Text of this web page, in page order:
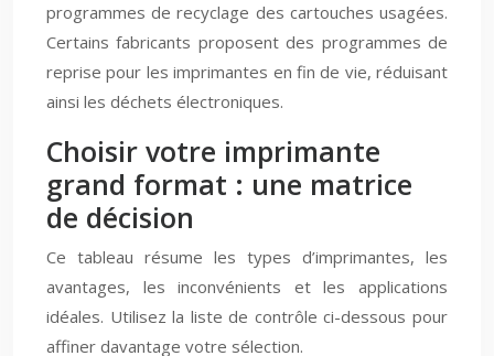
programmes de recyclage des cartouches usagées.
Certains fabricants proposent des programmes de
reprise pour les imprimantes en fin de vie, réduisant
ainsi les déchets électroniques.
Choisir votre imprimante
grand format : une matrice
de décision
Ce tableau résume les types d’imprimantes, les
avantages, les inconvénients et les applications
idéales. Utilisez la liste de contrôle ci-dessous pour
affiner davantage votre sélection.